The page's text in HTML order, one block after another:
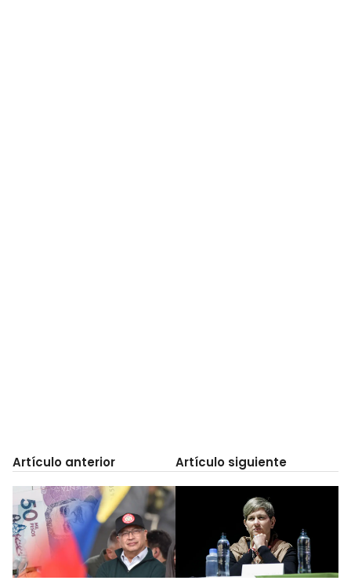
Artículo anterior Artículo siguiente